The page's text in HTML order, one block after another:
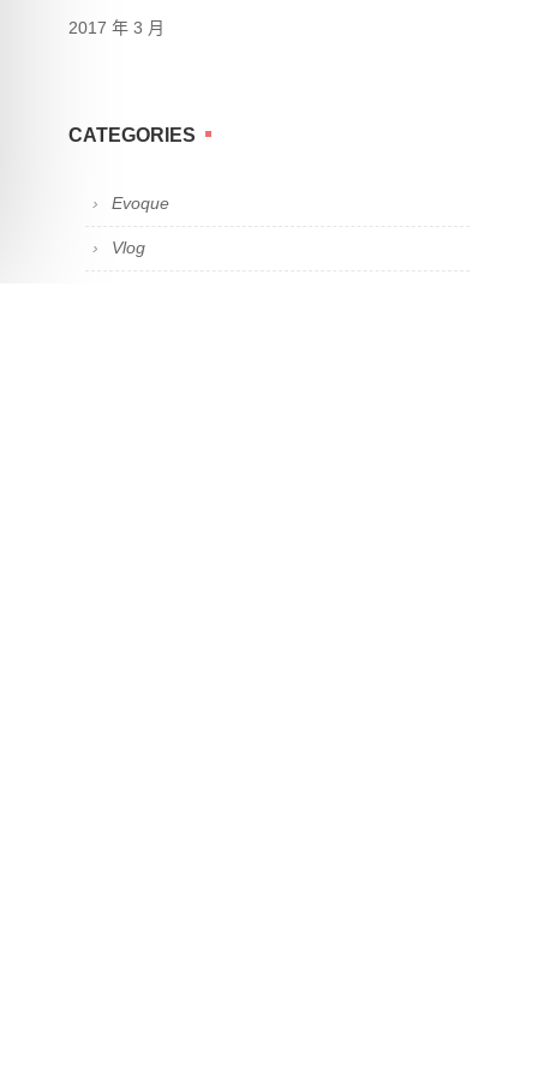
2017 年 3 月
CATEGORIES
Evoque
Vlog